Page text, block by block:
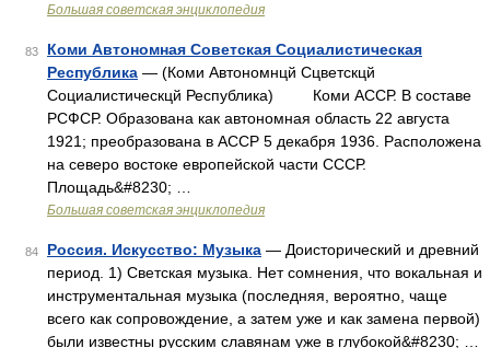
Большая советская энциклопедия
83
Коми Автономная Советская Социалистическая
Республика — (Коми Автономнцй Сцветскцй
Социалистическцй Республика) Коми АССР. В составе
РСФСР. Образована как автономная область 22 августа
1921; преобразована в АССР 5 декабря 1936. Расположена
на северо востоке европейской части СССР.
Площадь&#8230; …
Большая советская энциклопедия
84 Россия. Искусство: Музыка — Доисторический и древний
период. 1) Светская музыка. Нет сомнения, что вокальная и
инструментальная музыка (последняя, вероятно, чаще
всего как сопровождение, а затем уже и как замена первой)
были известны русским славянам уже в глубокой&#8230; …